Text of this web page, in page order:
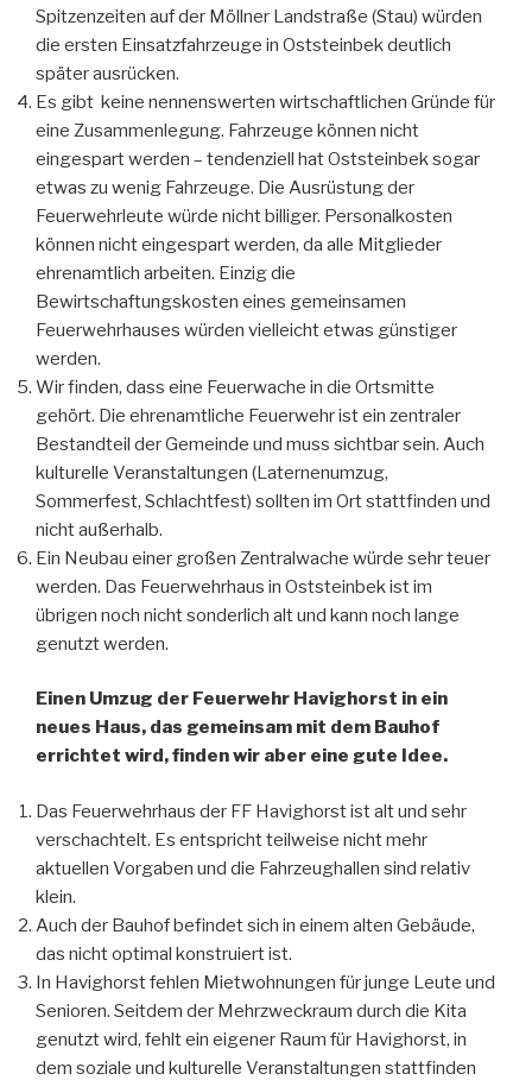
Spitzenzeiten auf der Möllner Landstraße (Stau) würden
die ersten Einsatzfahrzeuge in Oststeinbek deutlich
später ausrücken.
Es gibt keine nennenswerten wirtschaftlichen Gründe für
eine Zusammenlegung. Fahrzeuge können nicht
eingespart werden – tendenziell hat Oststeinbek sogar
etwas zu wenig Fahrzeuge. Die Ausrüstung der
Feuerwehrleute würde nicht billiger. Personalkosten
können nicht eingespart werden, da alle Mitglieder
ehrenamtlich arbeiten. Einzig die
Bewirtschaftungskosten eines gemeinsamen
Feuerwehrhauses würden vielleicht etwas günstiger
werden.
Wir finden, dass eine Feuerwache in die Ortsmitte
gehört. Die ehrenamtliche Feuerwehr ist ein zentraler
Bestandteil der Gemeinde und muss sichtbar sein. Auch
kulturelle Veranstaltungen (Laternenumzug,
Sommerfest, Schlachtfest) sollten im Ort stattfinden und
nicht außerhalb.
Ein Neubau einer großen Zentralwache würde sehr teuer
werden. Das Feuerwehrhaus in Oststeinbek ist im
übrigen noch nicht sonderlich alt und kann noch lange
genutzt werden.
Einen Umzug der Feuerwehr Havighorst in ein
neues Haus, das gemeinsam mit dem Bauhof
errichtet wird, finden wir aber eine gute Idee.
Das Feuerwehrhaus der FF Havighorst ist alt und sehr
verschachtelt. Es entspricht teilweise nicht mehr
aktuellen Vorgaben und die Fahrzeughallen sind relativ
klein.
Auch der Bauhof befindet sich in einem alten Gebäude,
das nicht optimal konstruiert ist.
In Havighorst fehlen Mietwohnungen für junge Leute und
Senioren. Seitdem der Mehrzweckraum durch die Kita
genutzt wird, fehlt ein eigener Raum für Havighorst, in
dem soziale und kulturelle Veranstaltungen stattfinden